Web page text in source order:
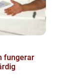
fungerar